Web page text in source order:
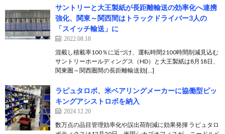
サントリーと大王製紙が⾧距離輸送の効率化へ連携
強化、関東～関西間はトラックドライバー3人の
「スイッチ輸送」に
2022.08.18
混載し積載率100％に近づけ、運転時間2100時間削減見込む
サントリーホールディングス（HD）と大王製紙は8月18日、
関東圏～関西圏間の⾧距離輸送効[…]
ラピュタロボ、米ベアリングメーカーに協働型ピッ
キングアシストロボを納入
2024.12.20
数万点の品目管理効率化や誤出荷削減に効果発揮 ラピュタロ